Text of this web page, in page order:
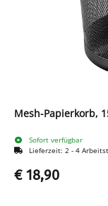
Mesh-Papierkorb,
Sofort verfügbar
Lieferzeit: 2 - 4
€ 18,90